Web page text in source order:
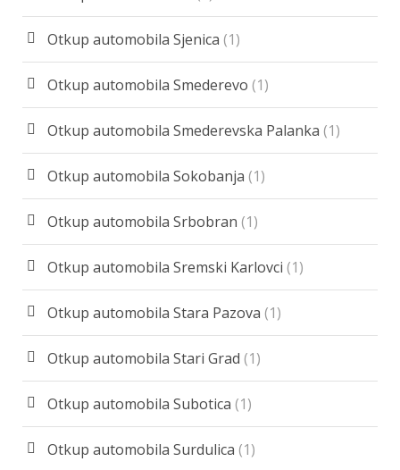
Otkup automobila Sjenica (1)
Otkup automobila Smederevo (1)
Otkup automobila Smederevska Palanka (1)
Otkup automobila Sokobanja (1)
Otkup automobila Srbobran (1)
Otkup automobila Sremski Karlovci (1)
Otkup automobila Stara Pazova (1)
Otkup automobila Stari Grad (1)
Otkup automobila Subotica (1)
Otkup automobila Surdulica (1)